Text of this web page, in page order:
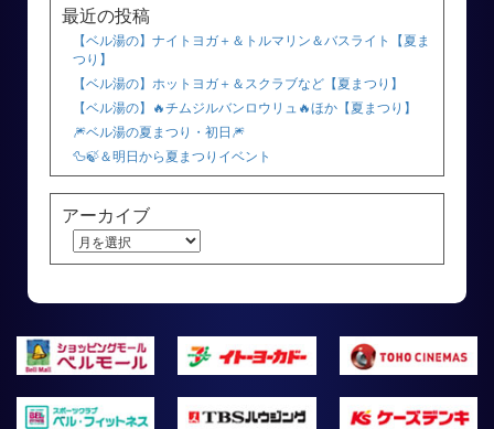
最近の投稿
【ベル湯の】ナイトヨガ＋＆トルマリン＆バスライト【夏ま
つり】
【ベル湯の】ホットヨガ＋＆スクラブなど【夏まつり】
【ベル湯の】🔥チムジルバンロウリュ🔥ほか【夏まつり】
🎆ベル湯の夏まつり・初日🎆
🦆🍃＆明日から夏まつりイベント
アーカイブ